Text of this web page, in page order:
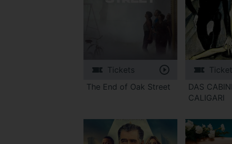
Tickets
The End of Oak Street
DAS
CALIGARI